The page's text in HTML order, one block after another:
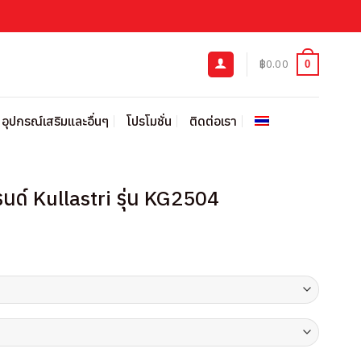
฿0.00 0
อุปกรณ์เสริมและอื่นๆ โปรโมชั่น ติดต่อเรา
นด์ Kullastri รุ่น KG2504